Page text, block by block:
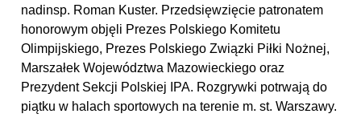
nadinsp. Roman Kuster. Przedsięwzięcie patronatem
honorowym objęli Prezes Polskiego Komitetu
Olimpijskiego, Prezes Polskiego Związki Piłki Nożnej,
Marszałek Województwa Mazowieckiego oraz
Prezydent Sekcji Polskiej IPA. Rozgrywki potrwają do
piątku w halach sportowych na terenie m. st. Warszawy.